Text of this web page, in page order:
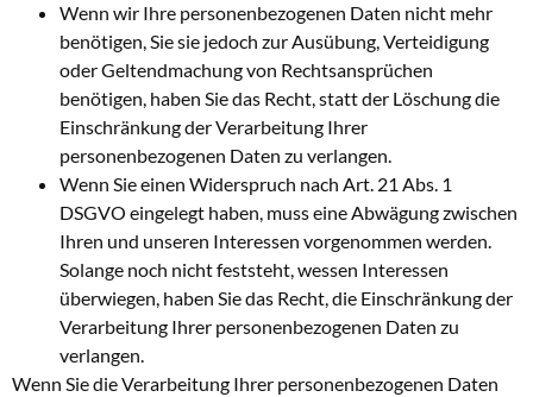
Wenn wir Ihre personenbezogenen Daten nicht mehr
benötigen, Sie sie jedoch zur Ausübung, Verteidigung
oder Geltendmachung von Rechtsansprüchen
benötigen, haben Sie das Recht, statt der Löschung die
Einschränkung der Verarbeitung Ihrer
personenbezogenen Daten zu verlangen.
Wenn Sie einen Widerspruch nach Art. 21 Abs. 1
DSGVO eingelegt haben, muss eine Abwägung zwischen
Ihren und unseren Interessen vorgenommen werden.
Solange noch nicht feststeht, wessen Interessen
überwiegen, haben Sie das Recht, die Einschränkung der
Verarbeitung Ihrer personenbezogenen Daten zu
verlangen.
Wenn Sie die Verarbeitung Ihrer personenbezogenen Daten